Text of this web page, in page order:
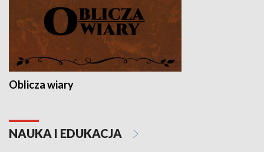
Oblicza wiary
NAUKA I EDUKACJA